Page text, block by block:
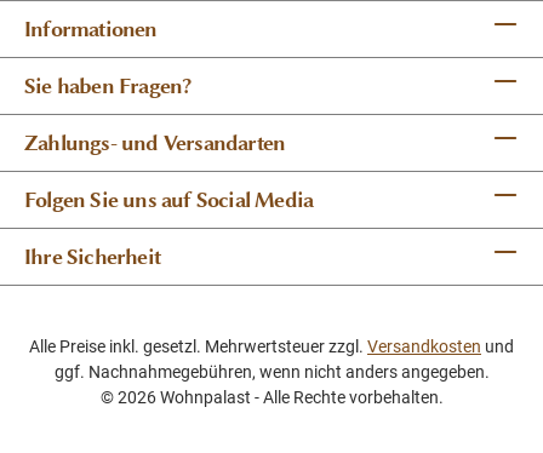
Informationen
Sie haben Fragen?
Zahlungs- und Versandarten
Folgen Sie uns auf Social Media
Ihre Sicherheit
Alle Preise inkl. gesetzl. Mehrwertsteuer zzgl. Versandkosten und
ggf. Nachnahmegebühren, wenn nicht anders angegeben.
© 2026 Wohnpalast - Alle Rechte vorbehalten.